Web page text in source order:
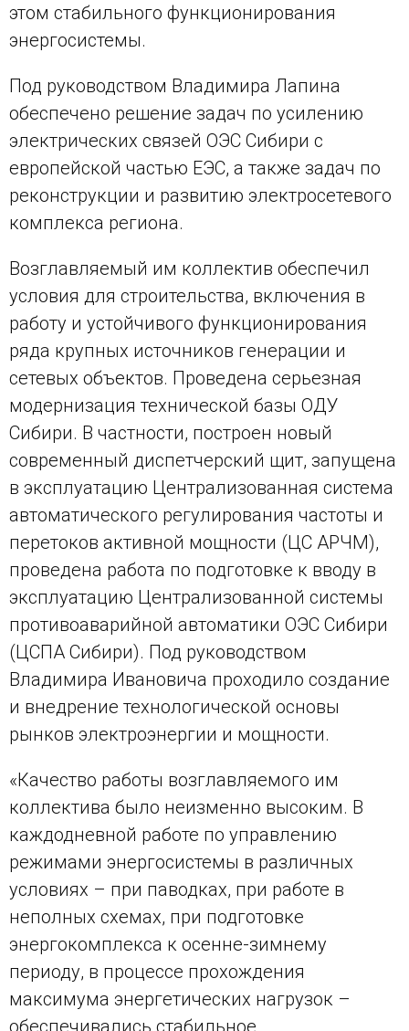
этом стабильного функционирования
энергосистемы.
Под руководством Владимира Лапина
обеспечено решение задач по усилению
электрических связей ОЭС Сибири с
европейской частью ЕЭС, а также задач по
реконструкции и развитию электросетевого
комплекса региона.
Возглавляемый им коллектив обеспечил
условия для строительства, включения в
работу и устойчивого функционирования
ряда крупных источников генерации и
сетевых объектов. Проведена серьезная
модернизация технической базы ОДУ
Сибири. В частности, построен новый
современный диспетчерский щит, запущена
в эксплуатацию Централизованная система
автоматического регулирования частоты и
перетоков активной мощности (ЦС АРЧМ),
проведена работа по подготовке к вводу в
эксплуатацию Централизованной системы
противоаварийной автоматики ОЭС Сибири
(ЦСПА Сибири). Под руководством
Владимира Ивановича проходило создание
и внедрение технологической основы
рынков электроэнергии и мощности.
«Качество работы возглавляемого им
коллектива было неизменно высоким. В
каждодневной работе по управлению
режимами энергосистемы в различных
условиях – при паводках, при работе в
неполных схемах, при подготовке
энергокомплекса к осенне-зимнему
периоду, в процессе прохождения
максимума энергетических нагрузок –
обеспечивались стабильное